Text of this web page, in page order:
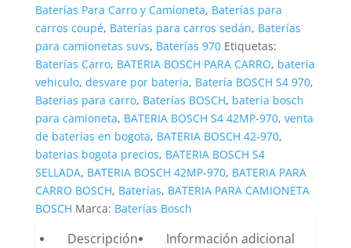
Baterías Para Carro y Camioneta, Baterías para
carros coupé, Baterías para carros sedán, Baterías
para camionetas suvs, Baterías 970 Etiquetas:
Baterías Carro, BATERIA BOSCH PARA CARRO, bateria
vehiculo, desvare por bateria, Batería BOSCH S4 970,
Baterias para carro, Baterías BOSCH, bateria bosch
para camioneta, BATERIA BOSCH S4 42MP-970, venta
de baterias en bogota, BATERIA BOSCH 42-970,
baterias bogota precios, BATERIA BOSCH S4
SELLADA, BATERIA BOSCH 42MP-970, BATERIA PARA
CARRO BOSCH, Baterías, BATERIA PARA CAMIONETA
BOSCH Marca: Baterías Bosch
Descripción Información adicional